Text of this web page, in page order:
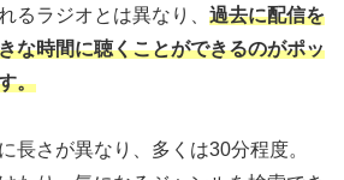
るラジオとは異なり、 過去に配信を
な時間に聴くことができるのがポッ
。
長さが異なり、多くは30分程度。